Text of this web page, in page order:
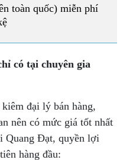
toàn quốc) miễn phí
có tại chuyên gia
đại lý bán hàng,
nên có mức giá tốt nhất
Quang Đạt, quyền lợi
hàng đầu: